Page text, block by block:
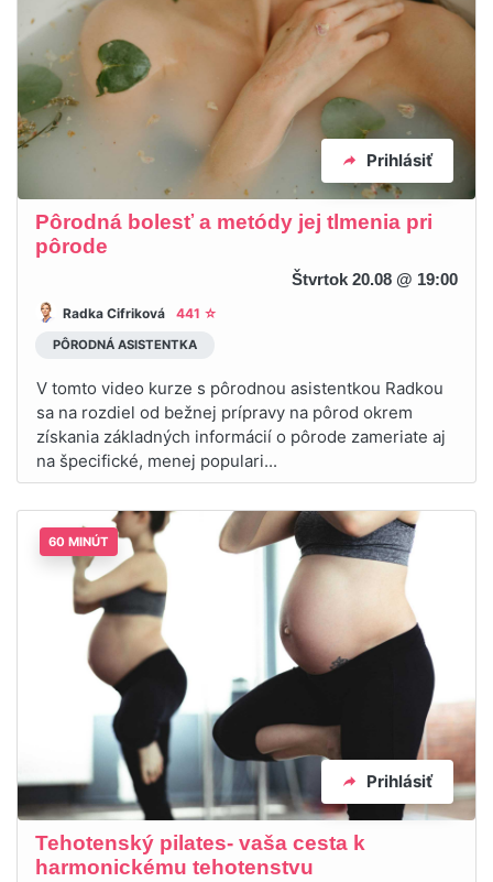
Prihlásiť
Pôrodná bolesť a metódy jej tlmenia pri
pôrode
Štvrtok 20.08 @ 19:00
Radka Cifriková 441 ☆
PÔRODNÁ ASISTENTKA
V tomto video kurze s pôrodnou asistentkou Radkou
sa na rozdiel od bežnej prípravy na pôrod okrem
získania základných informácií o pôrode zameriate aj
na špecifické, menej populari...
60 MINÚT
Prihlásiť
Tehotenský pilates- vaša cesta k
harmonickému tehotenstvu